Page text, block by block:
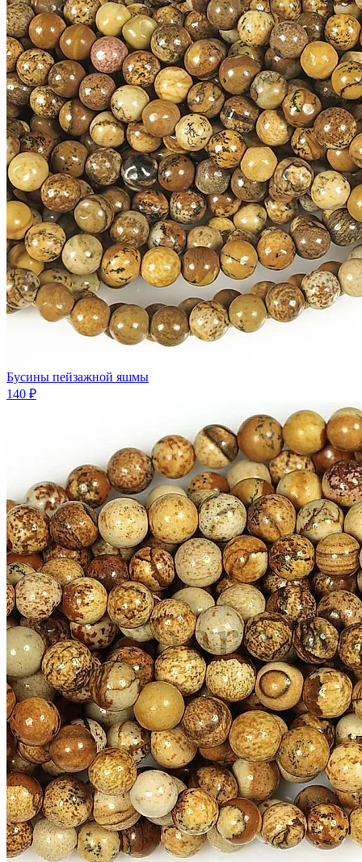
Бусины пейзажной яшмы
140 ₽